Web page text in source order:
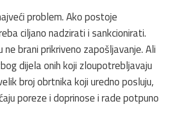
problem. Ako postoje
ciljano nadzirati i sankcionirati.
brani prikriveno zapošljavanje. Ali
dijela onih koji zloupotrebljavaju
broj obrtnika koji uredno posluju,
poreze i doprinose i rade potpuno